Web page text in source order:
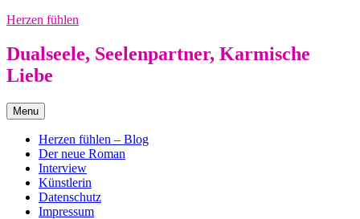
Skip
content
Herzen fühlen
Dualseele, Seelenpartner, Karmische
Liebe
Menu
Herzen fühlen – Blog
Der neue Roman
Interview
Künstlerin
Datenschutz
Impressum